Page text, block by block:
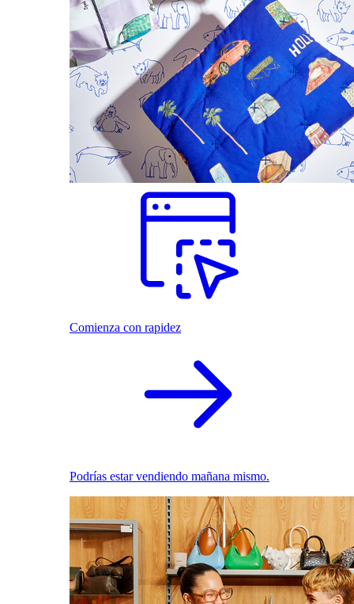
Comienza con rapidez
Podrías estar vendiendo mañana mismo.